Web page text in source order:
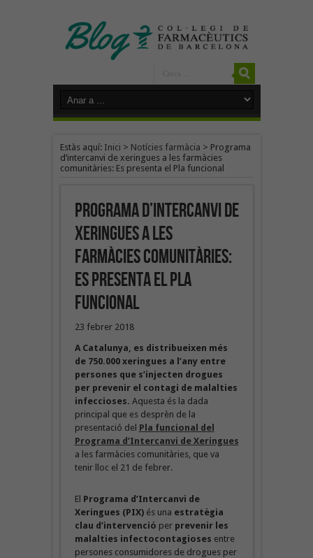
Estàs aquí: Inici > Notícies farmàcia > Programa
d’intercanvi de xeringues a les farmàcies
comunitàries: Es presenta el Pla funcional
Programa d’intercanvi de
xeringues a les
farmàcies comunitàries:
Es presenta el Pla
funcional
23 febrer 2018
A Catalunya, es distribueixen més
de 750.000 xeringues a l’any entre
persones que s’injecten drogues
per prevenir el contagi de malalties
infeccioses. Aquesta és la dada
principal que es desprèn de la
presentació del Pla funcional del
Programa d’Intercanvi de Xeringues
a les farmàcies comunitàries, que va
tenir lloc el 21 de febrer.
El Programa d’Intercanvi de
Xeringues (PIX)és una estratègia
clau d’intervenció per prevenir les
malalties infectocontagioses entre
persones consumidores de drogues per